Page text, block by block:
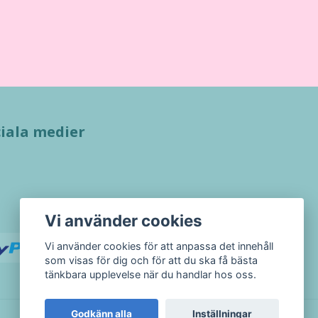
medier
Vi använder cookies
Vi använder cookies för att anpassa det innehåll
som visas för dig och för att du ska få bästa
tänkbara upplevelse när du handlar hos oss.
Godkänn alla Inställningar